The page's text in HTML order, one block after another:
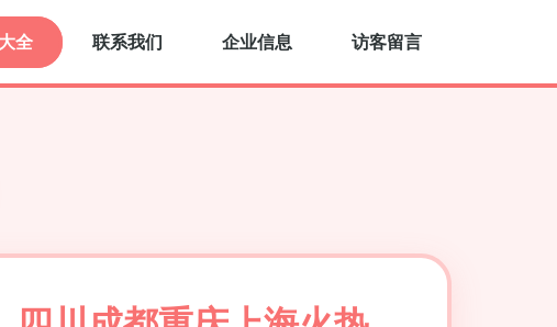
全 联系我们 企业信息 访客留言